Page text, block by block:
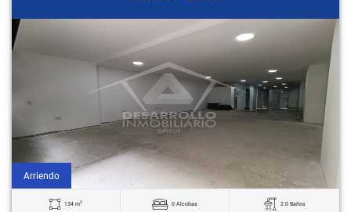
134 m 2 0 Alcobas 2.0 Baños